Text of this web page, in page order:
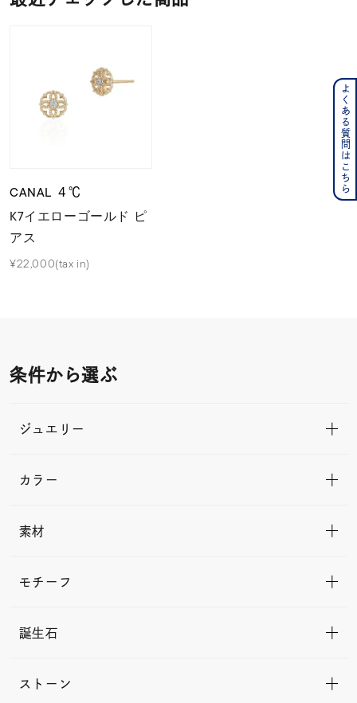
CANAL ４℃
K7イエローゴールド ピ
アス
¥22,000(tax in)
条件から選ぶ
ジュエリー
カラー
素材
モチーフ
誕生石
ストーン
よくある質問はこちら